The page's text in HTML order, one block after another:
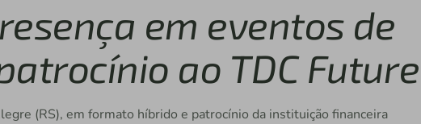
em eventos de
ao TDC Future
(RS), em formato híbrido e patrocínio da instituição financeira